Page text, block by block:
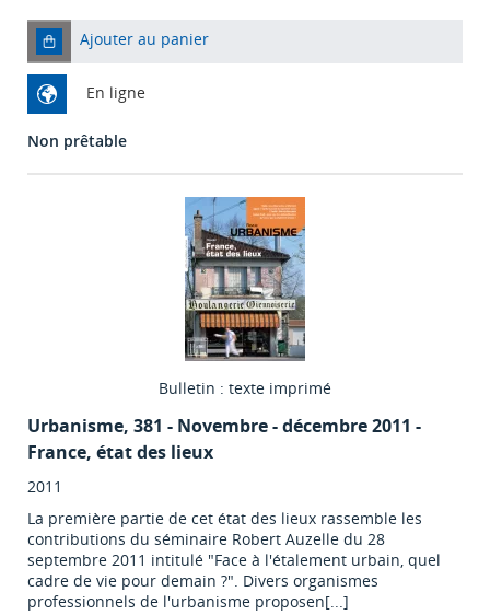
Ajouter au panier
En ligne
Non prêtable
Bulletin : texte imprimé
Urbanisme, 381 - Novembre - décembre 2011 -
France, état des lieux
2011
La première partie de cet état des lieux rassemble les
contributions du séminaire Robert Auzelle du 28
septembre 2011 intitulé "Face à l'étalement urbain, quel
cadre de vie pour demain ?". Divers organismes
professionnels de l'urbanisme proposen[...]